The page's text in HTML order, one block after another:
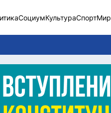
СоциумКультураСпортМир
Новости столицы